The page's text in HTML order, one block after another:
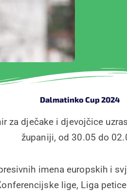
Dalmatinko Cup 2024
za dječake i djevojčice
županiji, od 30.05 do
imena europskih i
lige, Liga